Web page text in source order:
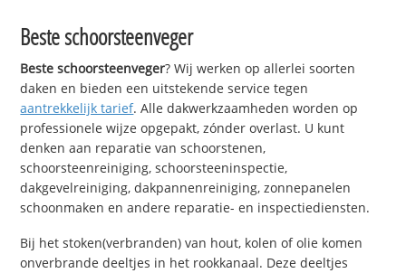
Beste schoorsteenveger
Beste schoorsteenveger? Wij werken op allerlei soorten
daken en bieden een uitstekende service tegen
aantrekkelijk tarief. Alle dakwerkzaamheden worden op
professionele wijze opgepakt, zónder overlast. U kunt
denken aan reparatie van schoorstenen,
schoorsteenreiniging, schoorsteeninspectie,
dakgevelreiniging, dakpannenreiniging, zonnepanelen
schoonmaken en andere reparatie- en inspectiediensten.
Bij het stoken(verbranden) van hout, kolen of olie komen
onverbrande deeltjes in het rookkanaal. Deze deeltjes